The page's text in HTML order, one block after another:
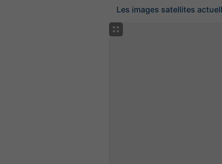
Les images satellites